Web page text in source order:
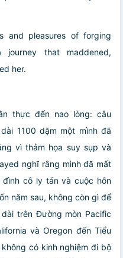
and pleasures of forging
that maddened,
her.
thực đến nao lòng: câu
1100 dặm một mình đã
vì thảm họa suy sụp và
nghĩ rằng mình đã mất
cô ly tán và cuộc hôn
năm sau, không còn gì để
trên Đường mòn Pacific
và Oregon đến Tiểu
có kinh nghiệm đi bộ